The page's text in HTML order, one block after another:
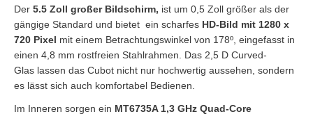
Der 5.5 Zoll großer Bildschirm, ist um 0,5 Zoll größer als der
gängige Standard und bietet ein scharfes HD-Bild mit 1280 x
720 Pixel mit einem Betrachtungswinkel von 178º, eingefasst in
einen 4,8 mm rostfreien Stahlrahmen. Das 2,5 D Curved-
Glas lassen das Cubot nicht nur hochwertig aussehen, sondern
es lässt sich auch komfortabel Bedienen.
Im Inneren sorgen ein MT6735A 1,3 GHz Quad-Core